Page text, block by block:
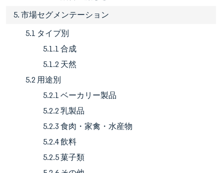
5. 市場セグメンテーション
5.1 タイプ別
5.1.1 合成
5.1.2 天然
5.2 用途別
5.2.1 ベーカリー製品
5.2.2 乳製品
5.2.3 食肉・家禽・水産物
5.2.4 飲料
5.2.5 菓子類